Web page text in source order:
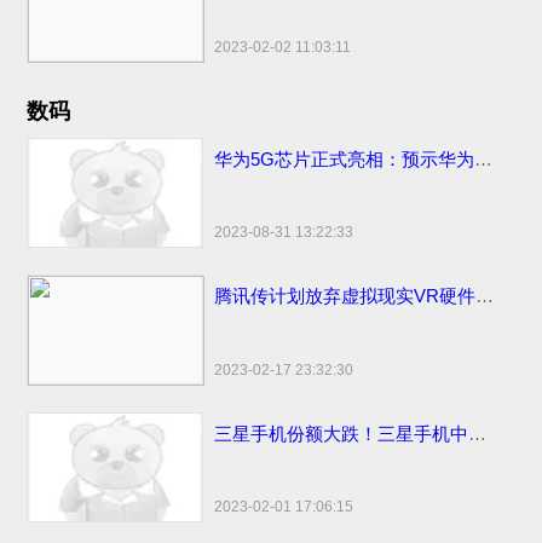
2023-02-02 11:03:11
数码
华为5G芯片正式亮相：预示华为将发首款5G手机
2023-08-31 13:22:33
腾讯传计划放弃虚拟现实VR硬件计划
2023-02-17 23:32:30
三星手机份额大跌！三星手机中国市场份额变化国内仅剩3%
2023-02-01 17:06:15